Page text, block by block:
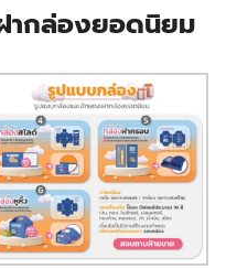
ากล่องยอดนิยม